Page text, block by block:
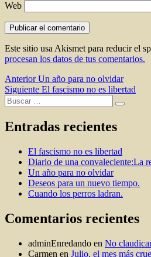
Web
Este sitio usa Akismet para reducir el
procesan los datos de tus comentarios.
Navegación
de
Anterior Entrada
anterior:
Un año para no olvidar
Siguiente Entrada
El fascismo no es libertad
Buscar
por:
Buscar
Entradas recientes
El fascismo no es libertad
Diario de una convaleciente:La
Un año para no olvidar
Deseos para un nuevo tiempo.
Cuando los perros ladran.
Comentarios recientes
adminEnredando en No
Carmen en Julio, el mes más